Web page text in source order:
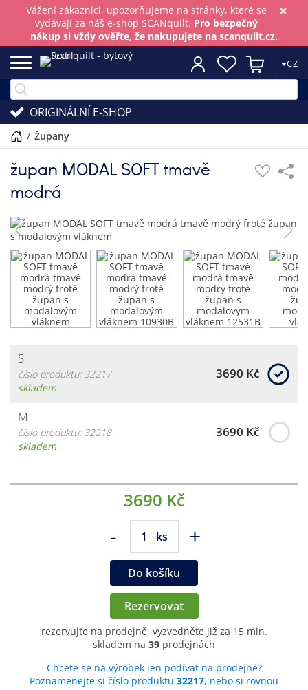
×
Vážení zákazníci, upozorňujeme na stránky, které se
vydávají za náš e-shop SCANquilt. Pro bezpečný
nákup si vždy ověřte, že nakupujete na scanquilt.cz.
CZ
ORIGINÁLNÍ E-SHOP
/ župany
župan MODAL SOFT tmavě
modrá
S
číslo produktu: 32217
skladem
3690 Kč
M
číslo produktu: 32218
skladem
3690 Kč
3690 Kč
- ks +
Do košíku
Rezervovat
rezervujte na prodejně, vyzvedněte již za 15 min.
skladem na 39 prodejnách
Chcete se na výrobek jen podívat na prodejně?
Poznamenejte si číslo produktu 32217, nebo si rovnou